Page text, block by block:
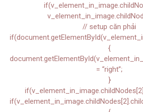
// setup căn phải
{
= “right”;
}